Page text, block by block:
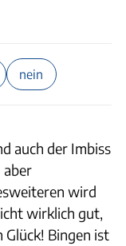
nein
auch der Imbiss
aber
wird
wirklich gut,
Glück! Bingen ist